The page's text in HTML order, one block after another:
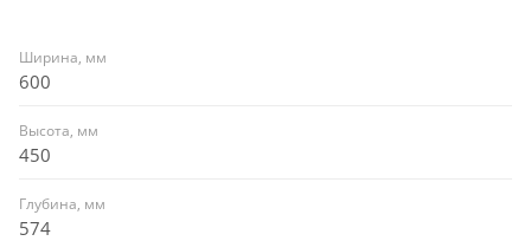
Ширина, мм
600
Высота, мм
450
Глубина, мм
574